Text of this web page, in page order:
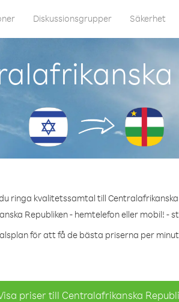
Diskussionsgrupper Säkerhet
ringa kvalitetssamtal till
Republiken - hemtelefon eller mobil! -
för att få de bästa priserna per
priser till Centralafrikanska